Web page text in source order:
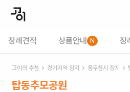
장례견적 상품안내 N 장
고이의 추천 경기 지역 장지 동두천시 장지
탑동추모공원